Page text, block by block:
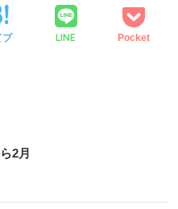
ブ LINE Pocket
2月